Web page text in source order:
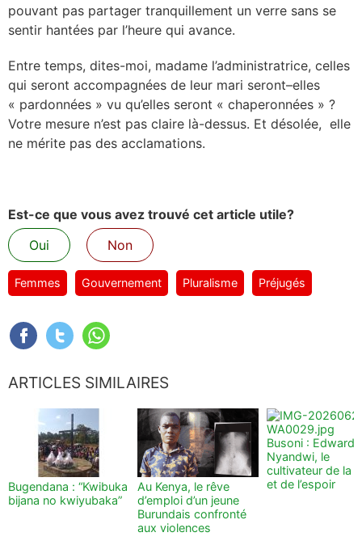
pouvant pas partager tranquillement un verre sans se
sentir hantées par l’heure qui avance.
Entre temps, dites-moi, madame l’administratrice, celles
qui seront accompagnées de leur mari seront–elles
« pardonnées » vu qu’elles seront « chaperonnées » ?
Votre mesure n’est pas claire là-dessus. Et désolée, elle
ne mérite pas des acclamations.
Est-ce que vous avez trouvé cet article utile?
Oui
Non
Femmes Gouvernement Pluralisme Préjugés
ARTICLES SIMILAIRES
Bugendana : “Kwibuka
bijana no kwiyubaka”
Au Kenya, le rêve
d’emploi d’un jeune
Burundais confronté
aux violences
Busoni : Edward
Nyandwi, le
cultivateur de la
et de l’espoir